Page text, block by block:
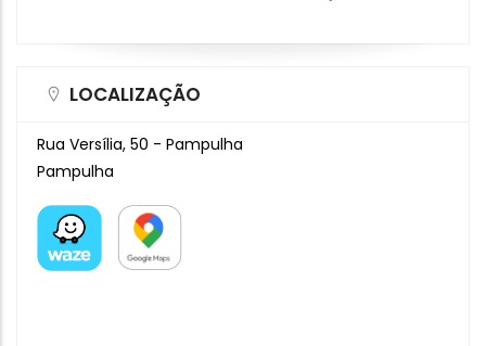
LOCALIZAÇÃO
Rua Versília, 50 - Pampulha
Pampulha